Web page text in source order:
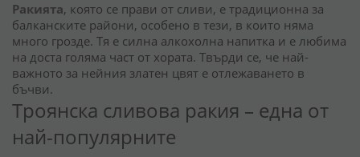
Ракията, която се прави от сливи, е традиционна за
балканските райони, особено в тези, в които няма
много грозде. Тя е силна алкохолна напитка и е любима
на доста голяма част от хората. Твърди се, че най-
важното за нейния златен цвят е отлежаването в
бъчви.
Троянска сливова ракия – една от
най-популярните